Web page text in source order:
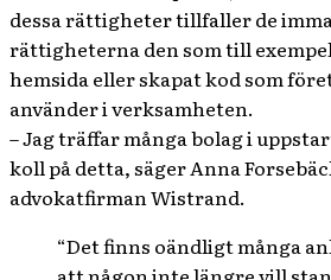
dessa rättigheter tillfaller de
rättigheterna den som till
hemsida eller skapat kod som
använder i verksamheten.
– Jag träffar många bolag i
koll på detta, säger Anna
advokatfirman Wistrand.
“Det finns oändligt många